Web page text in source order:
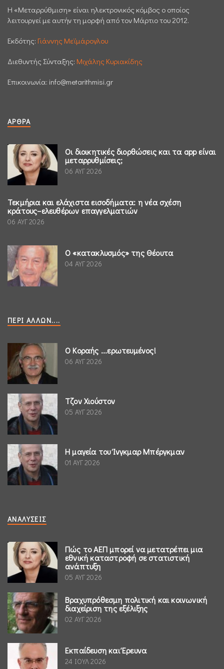
H «Μεταρρύθμιση» είναι ηλεκτρονικός κόμβος ο οποίος
λειτουργεί με αυτήν τη μορφή από τον Μάρτιο του 2012.
Εκδότης: Γιάννης Μεϊμάρογλου
Διεθυντής Σύνταξης: Μιχάλης Κυριακίδης
Επικοινωνία: info@metarithmisi.gr
ΆΡΘΡΑ
Οι διοικητικές διορθώσεις και τα app είναι
μεταρρυθμίσεις;
06 ΑΥΓ 2026
Τεκμήρια και ελάχιστα εισοδήματα: η νέα σχέση
κράτους–ελευθέρων επαγγελματιών
06 ΑΥΓ 2026
Ο «κατακλυσμός» της Θέουτα
04 ΑΥΓ 2026
ΠΕΡΊ ΆΛΛΩΝ....
Ο Κοραής ...ερωτευμένος!
06 ΑΥΓ 2026
Τζον Χιούστον
05 ΑΥΓ 2026
Η μαγεία του Ίνγκμαρ Μπέργκμαν
01 ΑΥΓ 2026
ΑΝΑΛΎΣΕΙΣ
Πώς το ΑΕΠ μπορεί να μετατρέπει μια
εθνική καταστροφή σε στατιστική
ανάπτυξη
05 ΑΥΓ 2026
Βραχυπρόθεσμη πολιτική και κοινωνική
διαχείριση της εξέλιξης
02 ΑΥΓ 2026
Εκπαίδευση και Έρευνα
24 ΙΟΥΛ 2026